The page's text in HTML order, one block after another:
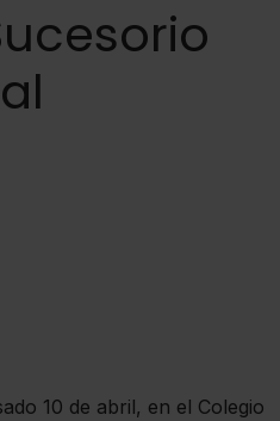
10 de abril, en el Colegio